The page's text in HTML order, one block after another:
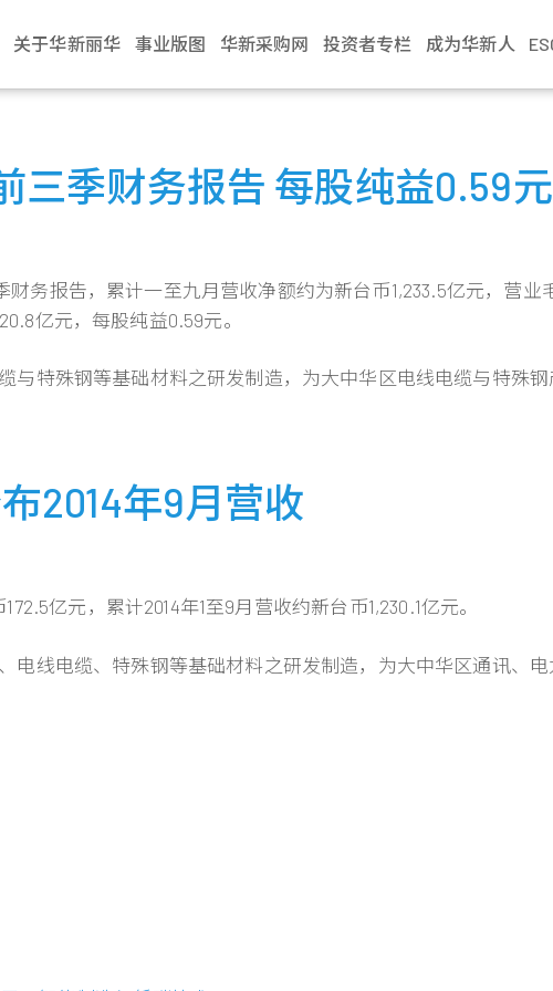
关于华新丽华
公司概述
团队与组织
转投资企业
活动讯息
利害关係人
事业版图
通信线缆
棒
盘元
热轧棒
热/冷轧钢捲
小钢胚/扁钢胚/钢
冰镍生产与销售
资产管理
华新采购网 投资者专栏
董事会
内部稽核
风险管理
每月营业额报告
信用评等
联络窗口
股价资讯
问答集
历年资料
成为华新人
工作环境
员工意见调查
应征流程
学习型组织
三季财务报告 每股纯益0.59元
务报告，累计一至九月营收净额约为新台币1,233.5亿元，营
亿元，每股纯益0.59元。
与特殊钢等基础材料之研发制造，为大中华区电线电缆与特殊钢
2014年9月营收
亿元，累计2014年1至9月营收约新台币1,230.1亿元。
电线电缆、特殊钢等基础材料之研发制造，为大中华区通讯、电